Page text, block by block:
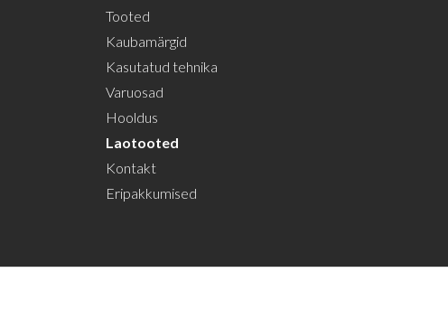
Tooted
Kaubamärgid
Kasutatud tehnika
Varuosad
Hooldus
Laotooted
Kontakt
Eripakkumised